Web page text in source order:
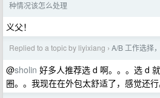
种情况该怎么处理
义父！
Replied to a topic by liyixiang › A/B 工作选择
@sholin 好多人推荐选 d 啊。。。选 d
圈。。我现在在外包太舒适了，感觉还行